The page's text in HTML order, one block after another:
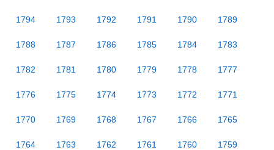
1794 1793 1792 1791 1790 1789
1788 1787 1786 1785 1784 1783
1782 1781 1780 1779 1778 1777
1776 1775 1774 1773 1772 1771
1770 1769 1768 1767 1766 1765
1764 1763 1762 1761 1760 1759